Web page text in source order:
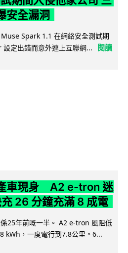
安全漏洞
Spark 1.1 在網絡安全測試期
定出錯而意外連上互聯網...
閱讀
車現身 A2 e-tron 迷
26 分鐘充滿 8 成電
25年前嘅一半。 A2 e-tron 風阻低
kWh，一度電行到7.8公里。6...